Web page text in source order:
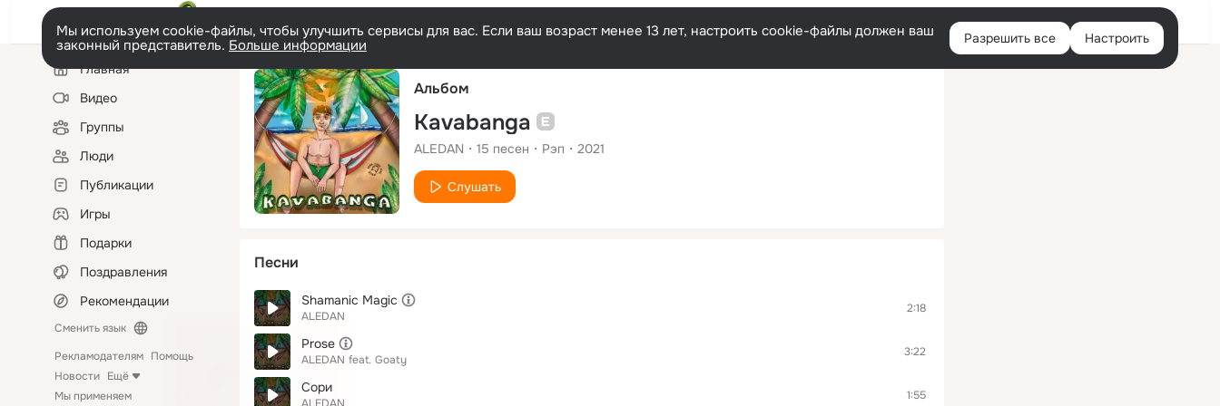
Русский Войти
Мы используем cookie-файлы, чтобы улучшить сервисы для вас. Если ваш возраст менее 13 лет, настроить cookie-файлы должен ваш
законный представитель. Больше информации Разрешить все Настроить
Левая
колонкаГлавная
Видео
Группы
Люди
Публикации
Игры
Подарки
Поздравления
Рекомендации
Сменить язык
Рекламодателям Помощь
Новости Ещё
Мы применяем
Альбом
Kavabanga
ALEDAN 15 песен Рэп 2021
Слушать
Песни
Shamanic Magic
ALEDAN
2:18
Prose
ALEDAN feat. Goaty
3:22
Сори 1:55